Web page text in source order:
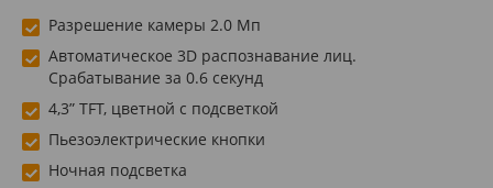
Разрешение камеры 2.0 Мп
Автоматическое 3D распознавание лиц.
Срабатывание за 0.6 секунд
4,3” TFT, цветной с подсветкой
Пьезоэлектрические кнопки
Ночная подсветка